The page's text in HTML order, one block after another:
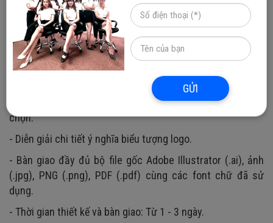
1. Dịch vụ thiết kế logo lớp giá rẻ
- Logo được xây dựng dựa trên yêu cầu riêng biệt của lớp
hoặc ý tưởng sáng tạo do Phương Nam Vina đề xuất.
- Thiết kế 2 phiên bản logo với phong cách đa dạng để lựa
chọn, 2 lần chỉnh sửa chuyên sâu trên mẫu logo được
chọn.
- Diễn giải chi tiết ý nghĩa biểu tượng logo.
- Bàn giao đầy đủ bộ file gốc Adobe Illustrator (.ai), ảnh
(.jpg), PNG (.png), PDF (.pdf) cùng các font chữ đã sử
dụng.
- Thời gian thiết kế và bàn giao: Từ 1 - 3 ngày.
GỬI